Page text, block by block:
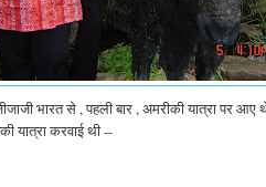
भारत से , पहली बार , अमरीकी यात्रा पर आए
यात्रा करवाई थी --